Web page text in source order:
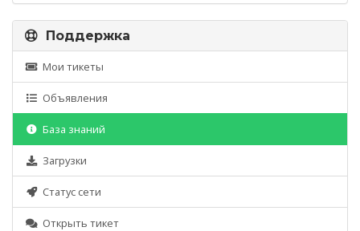
Поддержка
Мои тикеты
Объявления
База знаний
Загрузки
Статус сети
Открыть тикет